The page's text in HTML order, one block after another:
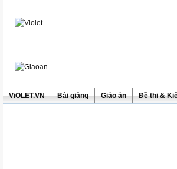
ViOLET.VN Bài giảng Giáo án Đề thi &